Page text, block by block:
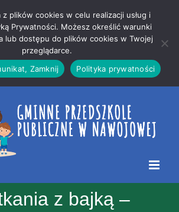
z bajką –
plików cookies w celu realizacji usług i
Prywatności. Możesz określić warunki
lub dostępu do plików cookies w Twojej
przeglądarce.
Zamknij
Polityka prywatności